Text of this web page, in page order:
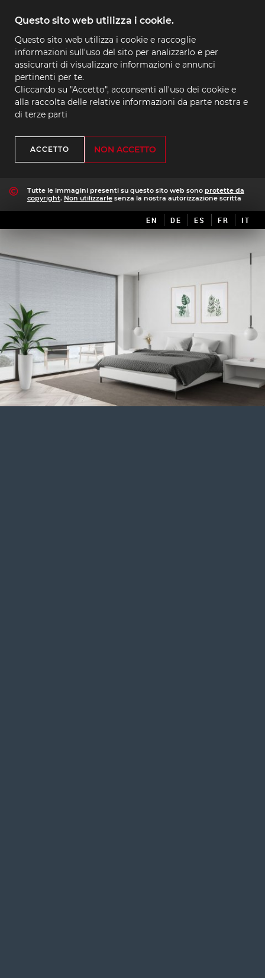
Questo sito web utilizza i cookie.
Questo sito web utilizza i cookie e raccoglie
informazioni sull'uso del sito per analizzarlo e per
assicurarti di visualizzare informazioni e annunci
pertinenti per te.
Cliccando su "Accetto", acconsenti all'uso dei cookie e
alla raccolta delle relative informazioni da parte nostra e
di terze parti
ACCETTO NON ACCETTO
Tutte le immagini presenti su questo sito web sono protette da
copyright. Non utilizzarlesenza la nostra autorizzazione scritta
EN DE ES FR IT